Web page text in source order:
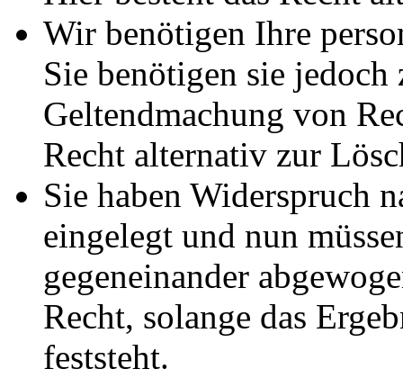
Wir benötigen Ihre
Sie benötigen sie
Geltendmachung von
Recht alternativ zur
Sie haben Widerspruch
eingelegt und nun
gegeneinander
Recht, solange das
feststeht.